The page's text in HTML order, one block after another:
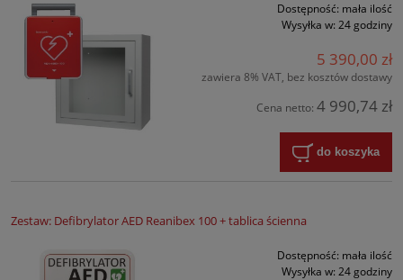
Dostępność: mała ilość
Wysyłka w: 24 godziny
5 390,00 zł
zawiera 8% VAT, bez kosztów dostawy
Cena netto: 4 990,74 zł
do koszyka
Zestaw: Defibrylator AED Reanibex 100 + tablica ścienna
Dostępność: mała ilość
Wysyłka w: 24 godziny